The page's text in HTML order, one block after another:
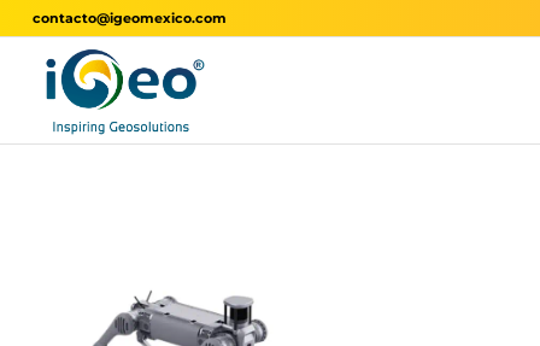
contacto@igeomexico.com